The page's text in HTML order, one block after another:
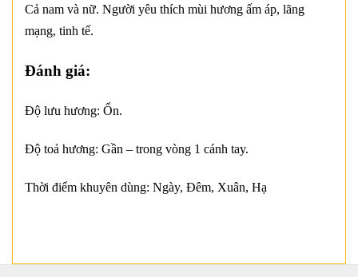
Cả nam và nữ. Người yêu thích mùi hương ấm áp, lãng
mạng, tinh tế.
Đánh giá:
Độ lưu hương: Ổn.
Độ toả hương: Gần – trong vòng 1 cánh tay.
Thời điểm khuyên dùng: Ngày, Đêm, Xuân, Hạ